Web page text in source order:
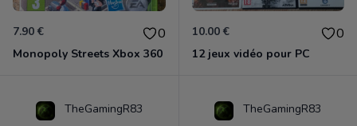
7.90 € 0
Monopoly Streets Xbox 360
10.00 € 0
12 jeux vidéo pour PC
TheGamingR83 TheGamingR83